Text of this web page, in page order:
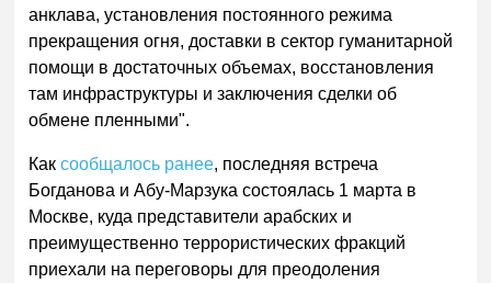
анклава, установления постоянного режима
прекращения огня, доставки в сектор гуманитарной
помощи в достаточных объемах, восстановления
там инфраструктуры и заключения сделки об
обмене пленными".
Каксообщалось ранее, последняя встреча
Богданова и Абу-Марзука состоялась 1 марта в
Москве, куда представители арабских и
преимущественно террористических фракций
приехали на переговоры для преодоления